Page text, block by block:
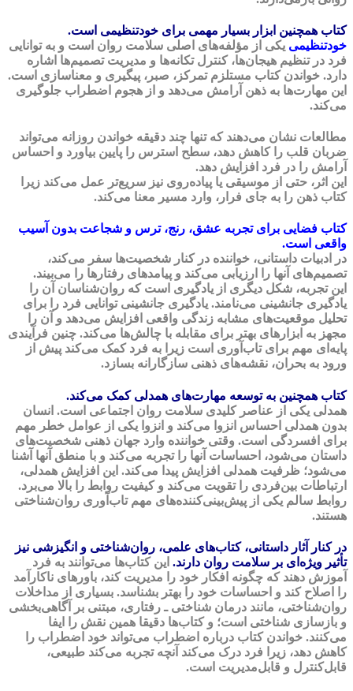
کتاب همچنین ابزار بسیار مهمی برای خودتنظیمی است.
خودتنظیمی یکی از مؤلفه‌های اصلی سلامت روان است و به توانایی
فرد در تنظیم هیجان‌ها، کنترل تکانه‌ها و مدیریت تصمیم‌ها اشاره
دارد. خواندن کتاب مستلزم تمرکز، صبر، پیگیری و معنا‌سازی است.
این مهارت‌ها به ذهن آرامش می‌دهد و از هجوم اضطراب جلوگیری
می‌کند.
مطالعات نشان می‌دهند که تنها چند دقیقه خواندن روزانه می‌تواند
ضربان قلب را کاهش دهد، سطح استرس را پایین بیاورد و احساس
آرامش را در فرد افزایش دهد.
این اثر، حتی از موسیقی یا پیاده‌روی نیز سریع‌تر عمل می‌کند زیرا
کتاب ذهن را به جای فرار، وارد مسیر معنا می‌کند.
کتاب فضایی برای تجربه عشق، رنج، ترس و شجاعت بدون آسیب
واقعی است.
در ادبیات داستانی، خواننده در کنار شخصیت‌ها سفر می‌کند،
تصمیم‌های آنها را ارزیابی می‌کند و پیامدهای رفتارها را می‌بیند.
این تجربه، شکل دیگری از یادگیری است که روان‌شناسان آن را
یادگیری جانشینی می‌نامند. یادگیری جانشینی توانایی فرد را برای
تحلیل موقعیت‌های مشابه زندگی واقعی افزایش می‌دهد و آن را
مجهز به ابزارهای بهتر برای مقابله با چالش‌ها می‌کند. چنین فرآیندی
پایه‌ای مهم برای تاب‌آوری است زیرا به فرد کمک می‌کند پیش از
ورود به بحران، نقشه‌های ذهنی سازگارانه بسازد.
کتاب همچنین به توسعه مهارت‌های همدلی کمک می‌کند.
همدلی یکی از عناصر کلیدی سلامت روان اجتماعی است. انسان
بدون همدلی احساس انزوا می‌کند و انزوا یکی از عوامل خطر مهم
برای افسردگی است. وقتی خواننده وارد جهان ذهنی شخصیت‌های
داستان می‌شود، احساسات آنها را تجربه می‌کند و با منطق آنها آشنا
می‌شود؛ ظرفیت همدلی افزایش پیدا می‌کند. این افزایش همدلی،
ارتباطات بین‌فردی را تقویت می‌کند و کیفیت روابط را بالا می‌برد.
روابط سالم یکی از پیش‌بینی‌کننده‌های مهم تاب‌آوری روان‌شناختی
هستند.
در کنار آثار داستانی، کتاب‌های علمی، روان‌شناختی و انگیزشی نیز
تأثیر ویژه‌ای بر سلامت روان دارند. این کتاب‌ها می‌توانند به فرد
آموزش دهند که چگونه افکار خود را مدیریت کند، باورهای ناکارآمد
را اصلاح کند و احساسات خود را بهتر بشناسد. بسیاری از مداخلات
روان‌شناختی، مانند درمان شناختی ـ رفتاری، مبتنی بر آگاهی‌بخشی
و بازسازی شناختی است؛ و کتاب‌ها دقیقا همین نقش را ایفا
می‌کنند. خواندن کتاب درباره اضطراب می‌تواند خود اضطراب را
کاهش دهد، زیرا فرد درک می‌کند آنچه تجربه می‌کند طبیعی،
قابل‌کنترل و قابل‌مدیریت است.